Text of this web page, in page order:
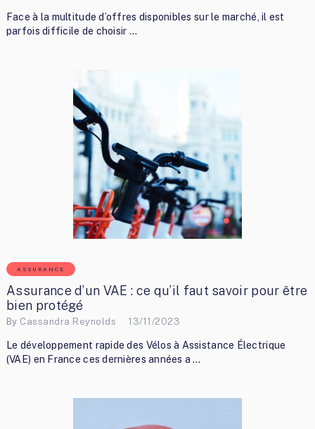
Face à la multitude d’offres disponibles sur le marché, il est
parfois difficile de choisir …
ASSURANCE
Assurance d’un VAE : ce qu’il faut savoir pour être
bien protégé
By Cassandra Reynolds 13/11/2023
Le développement rapide des Vélos à Assistance Électrique
(VAE) en France ces dernières années a …